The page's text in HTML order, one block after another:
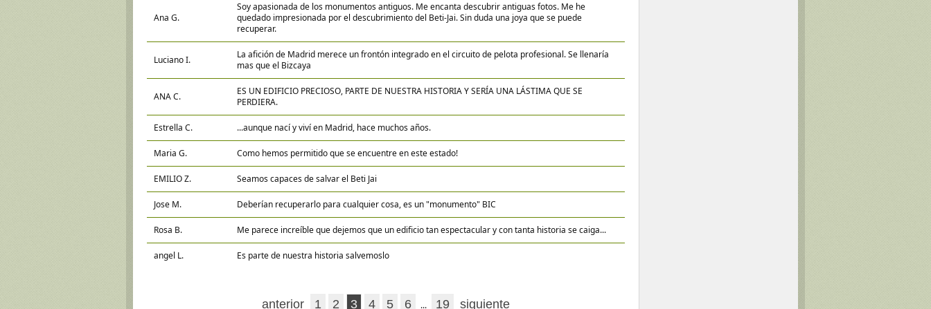
Ana G.
Soy apasionada de los monumentos antiguos. Me encanta descubrir antiguas fotos. Me he
quedado impresionada por el descubrimiento del Beti-Jai. Sin duda una joya que se puede
recuperar.
Luciano I.
La afición de Madrid merece un frontón integrado en el circuito de pelota profesional. Se llenaría
mas que el Bizcaya
ANA C.
ES UN EDIFICIO PRECIOSO, PARTE DE NUESTRA HISTORIA Y SERÍA UNA LÁSTIMA QUE SE
PERDIERA.
Estrella C. ...aunque nací y viví en Madrid, hace muchos años.
Maria G. Como hemos permitido que se encuentre en este estado!
EMILIO Z. Seamos capaces de salvar el Beti Jai
Jose M. Deberían recuperarlo para cualquier cosa, es un "monumento" BIC
Rosa B. Me parece increíble que dejemos que un edificio tan espectacular y con tanta historia se caiga...
angel L. Es parte de nuestra historia salvemoslo
anterior 1 2 3 4 5 6 ... 19 siguiente